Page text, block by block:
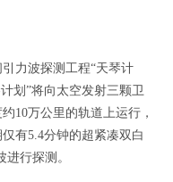
力波探测工程“天琴计
划”将向太空发射三颗卫
10万公里的轨道上运行，
有5.4分钟的超紧凑双白
进行探测。